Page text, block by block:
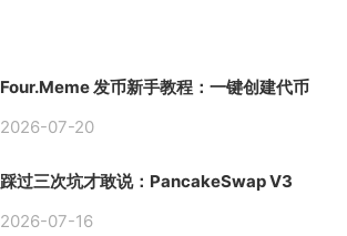
Four.Meme 发币新手教程：一键创建代币
2026-07-20
踩过三次坑才敢说：PancakeSwap V3
初始化
2026-07-16